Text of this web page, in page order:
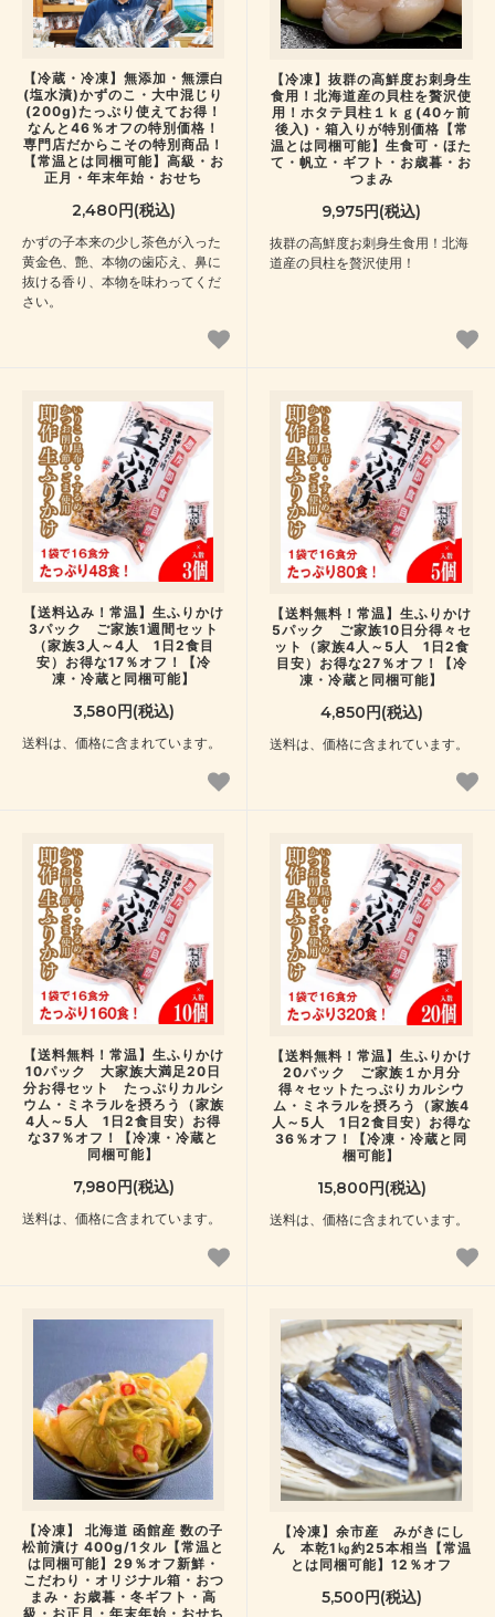
【冷蔵・冷凍】無添加・無漂白
(塩水漬)かずのこ・大中混じり
(200g)たっぷり使えてお得！
なんと46％オフの特別価格！
専門店だからこその特別商品！
【常温とは同梱可能】高級・お
正月・年末年始・おせち
2,480円(税込)
かずの子本来の少し茶色が入った
黄金色、艶、本物の歯応え、鼻に
抜ける香り、本物を味わってくだ
さい。
【冷凍】抜群の高鮮度お刺身生
食用！北海道産の貝柱を贅沢使
用！ホタテ貝柱１ｋｇ(40ヶ前
後入)・箱入りが特別価格【常
温とは同梱可能】生食可・ほた
て・帆立・ギフト・お歳暮・お
つまみ
9,975円(税込)
抜群の高鮮度お刺身生食用！北海
道産の貝柱を贅沢使用！
【送料込み！常温】生ふりかけ
3パック ご家族1週間セット
（家族3人～4人 1日2食目
安）お得な17％オフ！【冷
凍・冷蔵と同梱可能】
3,580円(税込)
送料は、価格に含まれています。
【送料無料！常温】生ふりかけ
5パック ご家族10日分得々セ
ット（家族4人～5人 1日2食
目安）お得な27％オフ！【冷
凍・冷蔵と同梱可能】
4,850円(税込)
送料は、価格に含まれています。
【送料無料！常温】生ふりかけ
10パック 大家族大満足20日
分お得セット たっぷりカルシ
ウム・ミネラルを摂ろう（家族
4人～5人 1日2食目安）お得
な37％オフ！【冷凍・冷蔵と
同梱可能】
7,980円(税込)
送料は、価格に含まれています。
【送料無料！常温】生ふりかけ
20パック ご家族１か月分
得々セットたっぷりカルシウ
ム・ミネラルを摂ろう（家族4
人～5人 1日2食目安）お得な
36％オフ！【冷凍・冷蔵と同
梱可能】
15,800円(税込)
送料は、価格に含まれています。
【冷凍】 北海道 函館産 数の子
松前漬け 400g/1タル【常温と
は同梱可能】29％オフ新鮮・
こだわり・オリジナル箱・おつ
まみ・お歳暮・冬ギフト・高
級・お正月・年末年始・おせち
【冷凍】余市産 みがきにし
ん 本乾1㎏約25本相当【常温
とは同梱可能】12％オフ
5,500円(税込)